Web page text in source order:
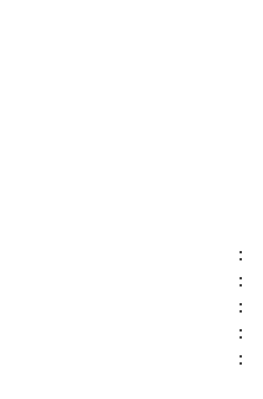
:
:
:
:
: